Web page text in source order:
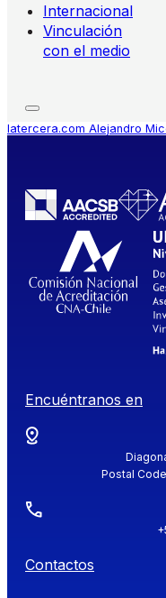
Internacional
Vinculación
con el medio
latercera.com Alejandro
Encuéntranos en
Postal
Contactos